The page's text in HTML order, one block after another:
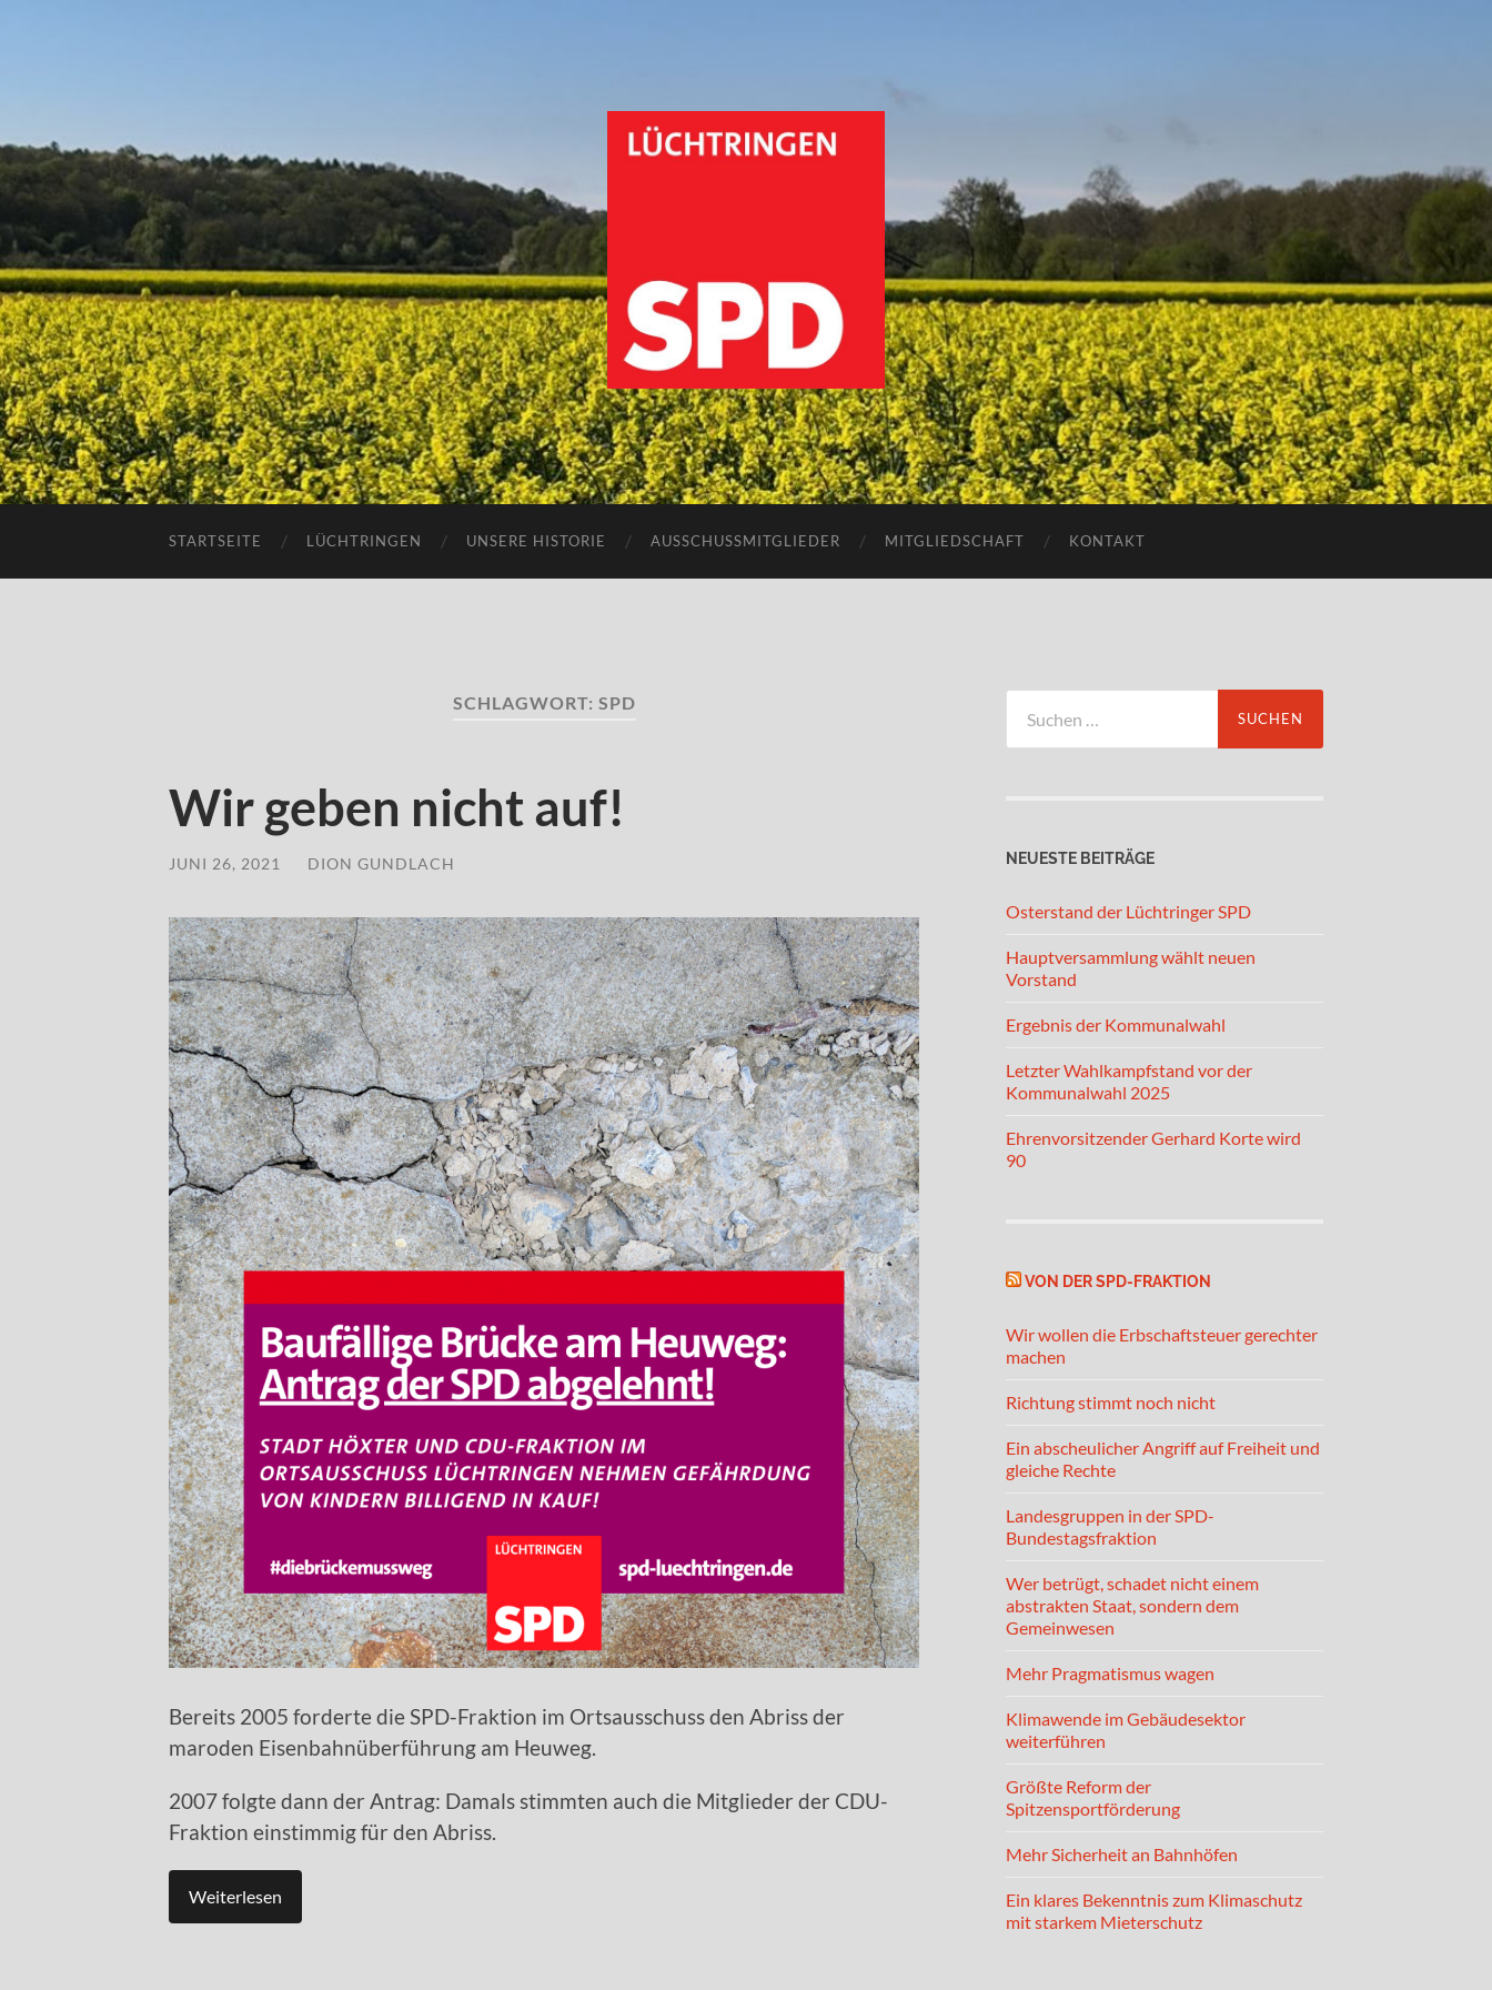
spd-
lüchtringen
STARTSEITE LÜCHTRINGEN UNSERE HISTORIE AUSSCHUSSMITGLIEDER MITGLIEDSCHAFT KONTAKT
SCHLAGWORT: SPD
Wir geben nicht auf!
JUNI 26, 2021 DION GUNDLACH
Bereits 2005 forderte die SPD-Fraktion im Ortsausschuss den Abriss der
maroden Eisenbahnüberführung am Heuweg.
2007 folgte dann der Antrag: Damals stimmten auch die Mitglieder der CDU-
Fraktion einstimmig für den Abriss.
Weiterlesen
nach:
NEUESTE BEITRÄGE
Osterstand der Lüchtringer SPD
Hauptversammlung wählt neuen
Vorstand
Ergebnis der Kommunalwahl
Letzter Wahlkampfstand vor der
Kommunalwahl 2025
Ehrenvorsitzender Gerhard Korte wird
90
VON DER SPD-FRAKTION
Wir wollen die Erbschaftsteuer gerechter
machen
Richtung stimmt noch nicht
Ein abscheulicher Angriff auf Freiheit und
gleiche Rechte
Landesgruppen in der SPD-
Bundestagsfraktion
Wer betrügt, schadet nicht einem
abstrakten Staat, sondern dem
Gemeinwesen
Mehr Pragmatismus wagen
Klimawende im Gebäudesektor
weiterführen
Größte Reform der
Spitzensportförderung
Mehr Sicherheit an Bahnhöfen
Ein klares Bekenntnis zum Klimaschutz
mit starkem Mieterschutz